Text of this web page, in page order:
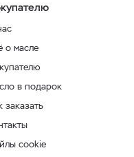
о масле
в подарок
заказать
cookie